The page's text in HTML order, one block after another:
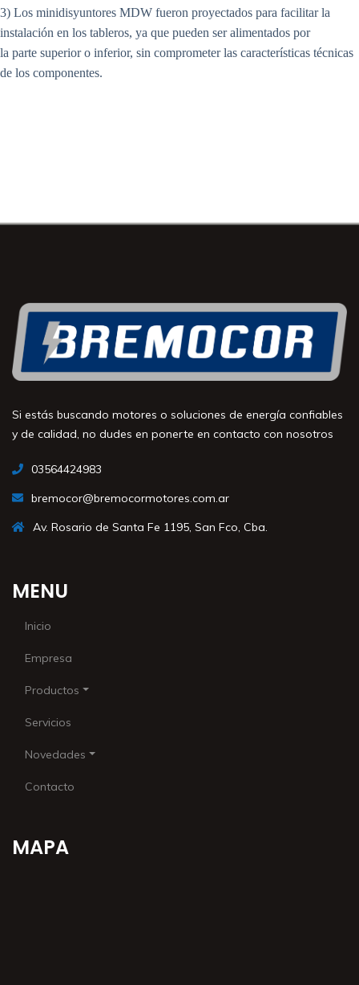
3) Los minidisyuntores MDW fueron proyectados para facilitar la
instalación en los tableros, ya que pueden ser alimentados por
la parte superior o inferior, sin comprometer las características técnicas
de los componentes.
Si estás buscando motores o soluciones de energía confiables
y de calidad, no dudes en ponerte en contacto con nosotros
03564424983
bremocor@bremocormotores.com.ar
Av. Rosario de Santa Fe 1195, San Fco, Cba.
MENU
Inicio
Empresa
Productos
Servicios
Novedades
Contacto
MAPA